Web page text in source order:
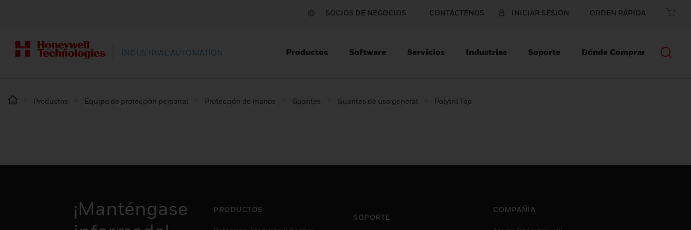
SOCIOS DE NEGOCIOS CONTÁCTENOS INICIAR SESIÓN ORDEN RÁPIDA
INDUSTRIAL AUTOMATION Productos Software Servicios Industrias Soporte Dónde Comprar
Productos Equipo de protección personal Protección de manos Guantes Guantes de uso general Polytril Top
¡Manténgase
PRODUCTOS
SOPORTE
COMPAÑÍA